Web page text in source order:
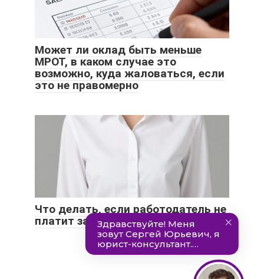
Может ли оклад быть меньше
МРОТ, в каком случае это
возможно, куда жаловаться, если
это не правомерно
Что делать, если работодатель не
платит зарплату и нет договора?